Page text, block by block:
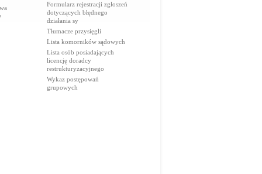
Formularz rejestracji zgłoszeń
dotyczących błędnego
działania sy
Tłumacze przysięgli
Lista komorników sądowych
Lista osób posiadających
licencję doradcy
restrukturyzacyjnego
Wykaz postępowań
grupowych